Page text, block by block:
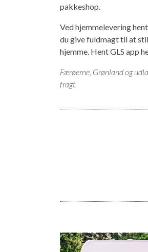
pakkeshop.
Ved hjemmelevering
du give fuldmagt til at
hjemme. Hent GLS app
Færøerne, Grønland og
fragt.